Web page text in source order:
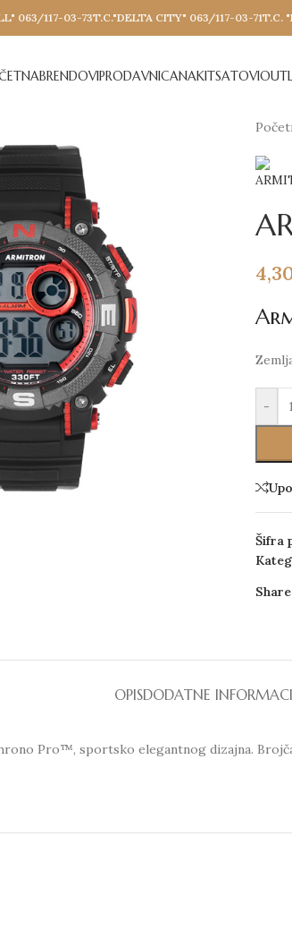
063/117-03-73T.C."DELTA CITY" 063/117-03-71T.C.
BRENDOVIPRODAVNICANAKITSATOVI
-
Šifra
OPISDODATNE
Pro™, sportsko elegantnog dizajna.